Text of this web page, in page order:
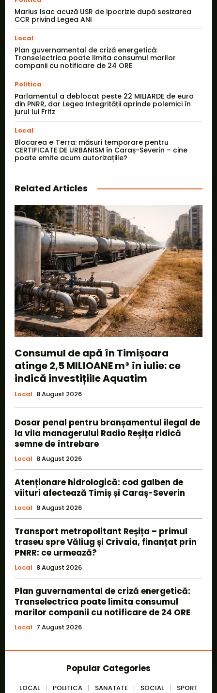
Marius Isac acuză USR de ipocrizie după sesizarea
CCR privind Legea ANI
Local
Plan guvernamental de criză energetică:
Transelectrica poate limita consumul marilor
companii cu notificare de 24 ORE
Politica
Parlamentul a deblocat peste 22 MILIARDE de euro
din PNRR, dar Legea Integrității aprinde polemici în
jurul lui Fritz
Local
Blocarea e‑Terra: măsuri temporare pentru
CERTIFICATE DE URBANISM în Caraș-Severin – cine
poate emite acum autorizațiile?
Related Articles
Consumul de apă în Timișoara
atinge 2,5 MILIOANE m³ în iulie: ce
indică investițiile Aquatim
Local 8 August 2026
Dosar penal pentru branșamentul ilegal de
la vila managerului Radio Reșița ridică
semne de întrebare
Local 8 August 2026
Atenționare hidrologică: cod galben de
viituri afectează Timiș și Caraș-Severin
Local 8 August 2026
Transport metropolitant Reșița – primul
traseu spre Văliug și Crivaia, finanțat prin
PNRR: ce urmează?
Local 8 August 2026
Plan guvernamental de criză energetică:
Transelectrica poate limita consumul
marilor companii cu notificare de 24 ORE
Local 7 August 2026
Popular Categories
LOCAL POLITICA SANATATE SOCIAL
SPORT